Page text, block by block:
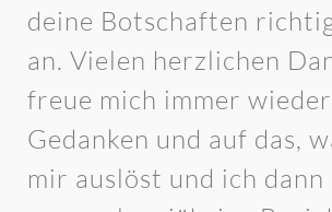
deine Botschaften
an. Vielen herzlichen
freue mich immer
Gedanken und auf das,
mir auslöst und ich dann